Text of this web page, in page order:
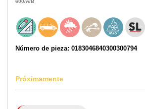
600/A/B
Número de pieza: 0183046840300300794
Próximamente